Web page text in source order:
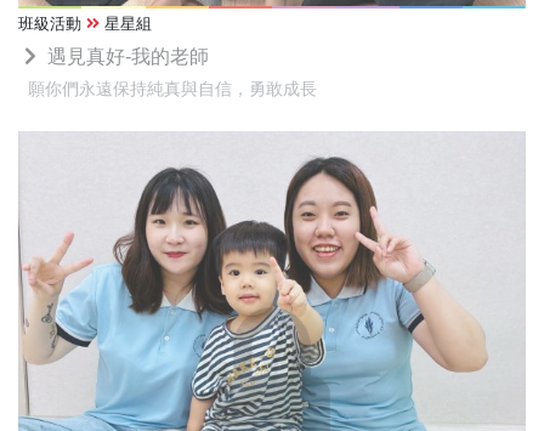
班級活動 星星組
遇見真好-我的老師
願你們永遠保持純真與自信，勇敢成長